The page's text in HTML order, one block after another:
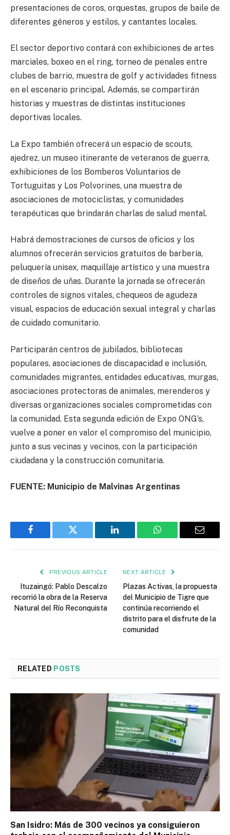
presentaciones de coros, orquestas, grupos de baile de
diferentes géneros y estilos, y cantantes locales.
El sector deportivo contará con exhibiciones de artes
marciales, boxeo en el ring, torneo de penales entre
clubes de barrio, muestra de golf y actividades fitness
en el escenario principal. Además, se compartirán
historias y muestras de distintas instituciones
deportivas locales.
La Expo también ofrecerá un espacio de scouts,
ajedrez, un museo itinerante de veteranos de guerra,
exhibiciones de los Bomberos Voluntarios de
Tortuguitas y Los Polvorines, una muestra de
asociaciones de motociclistas, y comunidades
terapéuticas que brindarán charlas de salud mental.
Habrá demostraciones de cursos de oficios y los
alumnos ofrecerán servicios gratuitos de barbería,
peluquería unisex, maquillaje artístico y una muestra
de diseños de uñas. Durante la jornada se ofrecerán
controles de signos vitales, chequeos de agudeza
visual, espacios de educación sexual integral y charlas
de cuidado comunitario.
Participarán centros de jubilados, bibliotecas
populares, asociaciones de discapacidad e inclusión,
comunidades migrantes, entidades educativas, murgas,
asociaciones protectoras de animales, merenderos y
diversas organizaciones sociales comprometidas con
la comunidad. Esta segunda edición de Expo ONG’s,
vuelve a poner en valor el compromiso del municipio,
junto a sus vecinas y vecinos, con la participación
ciudadana y la construcción comunitaria.
FUENTE: Municipio de Malvinas Argentinas
Facebook Twitter LinkedIn WhatsApp Email
PREVIOUS ARTICLE
Ituzaingó: Pablo Descalzo
recorrió la obra de la Reserva
Natural del Río Reconquista
NEXT ARTICLE
Plazas Activas, la propuesta
del Municipio de Tigre que
continúa recorriendo el
distrito para el disfrute de la
comunidad
RELATED POSTS
San Isidro: Más de 300 vecinos ya consiguieron